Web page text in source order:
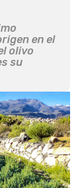
en el
olivo
su